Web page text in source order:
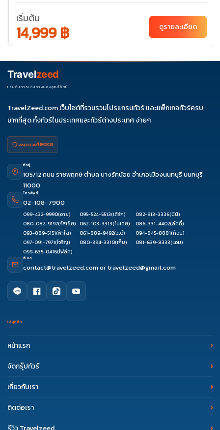
22
24-26
27-29
28-
30
ก.ย. 69
03-
05
04-
05-
06-
07-
10-12
22
24-26
25-27
26-
27-29
28-
ต.ค. 69
01-03
06-
07-
08-10 09-11
10-12
14-16
22
22-24
23-25 24-26
26-
28
27-29
28-
29-31
30-01 31-02
เริ่มต้น
14,999 ฿ ดูรายละเอียด
Travelzeed
เริ่มต้นการเดินทางของคุณได้ที่นี่
TravelZeed.com เว็บไซต์ที่รวมรวมโปรแกรมทัวร์ และแพ็กเกจทัวร์ครบ
มากที่สุด ทั้งทัวร์ในประเทศและทัวร์ต่างประเทศ ง่ายๆ
ใบอนุญาต เลขที่ 11/08038
ที่อยู่
105/12 ถนน ราชพฤกษ์ ตำบล บางรักน้อย อำเภอเมืองนนทบุรี นนทบุรี
11000
โทรศัพท์
02-108-7900
099-432-9990(อาย) 095-524-5513(เติร์ก) 082-913-3336(นินิ)
080-082-9197(รัสเซีย) 062-103-3313(ใบเตย) 086-331-4402(ลัคกี้)
093-889-5151(ฟ้าใส) 061-889-9492(วิววี่) 094-845-8881(ก้อย)
097-091-7971(โจริญ) 080-394-3310(เก็บ) 081-639-8333(แอม)
099-635-0416(โฟล์ค)
อีเมล
contact@travelzeed.comortravelzeed@gmail.com
เมนูหลัก
หน้าแรก
จัดกรุ๊ปทัวร์
เกี่ยวกับเรา
ติดต่อเรา